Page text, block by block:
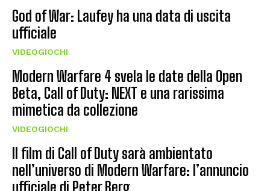
God of War: Laufey ha una data di uscita
ufficiale
VIDEOGIOCHI
Modern Warfare 4 svela le date della Open
Beta, Call of Duty: NEXT e una rarissima
mimetica da collezione
VIDEOGIOCHI
Il film di Call of Duty sarà ambientato
nell’universo di Modern Warfare: l’annuncio
ufficiale di Peter Berg